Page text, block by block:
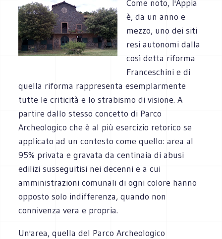
Come noto, l'Appia
è, da un anno e
mezzo, uno dei siti
resi autonomi dalla
così detta riforma
Franceschini e di
quella riforma rappresenta esemplarmente
tutte le criticità e lo strabismo di visione. A
partire dallo stesso concetto di Parco
Archeologico che è al più esercizio retorico se
applicato ad un contesto come quello: area al
95% privata e gravata da centinaia di abusi
edilizi susseguitisi nei decenni e a cui
amministrazioni comunali di ogni colore hanno
opposto solo indifferenza, quando non
connivenza vera e propria.
Un'area, quella del Parco Archeologico